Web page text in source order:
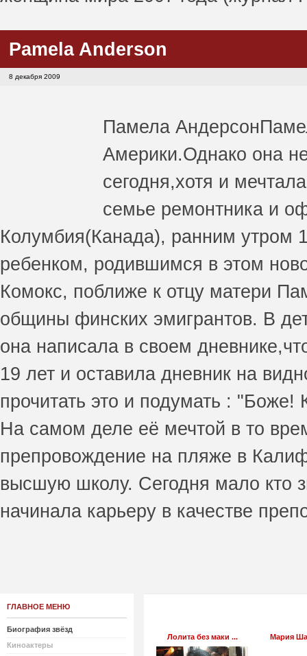
Pamela Anderson
8 декабря 2009
Памела Андерсон
Америки.Однако она
сегодня,хотя и
семье ремонтника и
Колумбия(Канада), ранним
ребенком, родившимся в этом
Комокс, поближе к отцу матери
общины финских эмигрантов. В
она написала в своем
19 лет и оставила дневник на
прочитать это и подумать :
На самом деле её мечтой в то
препровождение на пляже в
высшую школу. Сегодня мало кто
начинала карьеру в качестве
ГЛАВНОЕ МЕНЮ
Биография звёзд
Киноактеры
Лолита без маки ... Мария